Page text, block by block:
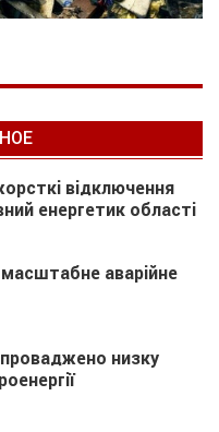
відключення
енергетик області
аварійне
низку